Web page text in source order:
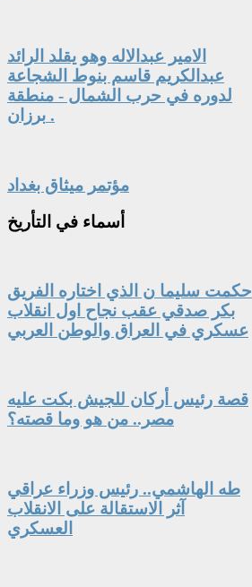
الامير عبدالاله وهو يقلد الرائد
عبدالكريم قاسم بنوط الشجاعة
لدوره في حرب الشمال - منطقة
برزان .
مؤتمر ميثاق بغداد
أسماء في التأريخ
حكمت سليما ن الذي اختاره الفريق
بكر صدقي عقب نجاح اول انقلاب
عسكري في العراق والوطن العربي
قصة رئيس أركان للجيش بكت عليه
مصر.. من هو وما قصته؟
طه الهاشمي.. رئيس وزراء عراقي
آثر الاستقالة على الانقلاب
العسكري